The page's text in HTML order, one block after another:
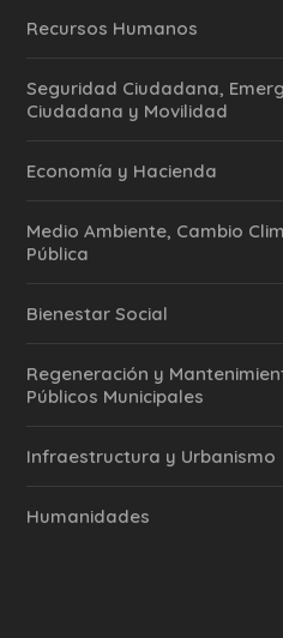
Recursos Humanos
Seguridad Ciudadana,
Ciudadana y Movilidad
Economía y Hacienda
Medio Ambiente, Cambio
Pública
Bienestar Social
Regeneración y
Públicos Municipales
Infraestructura y Urbanismo
Humanidades